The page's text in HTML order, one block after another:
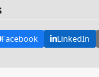
Facebook LinkedIn